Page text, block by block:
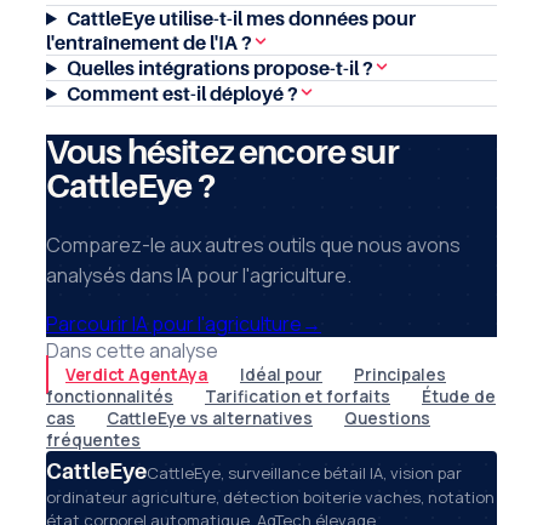
CattleEye utilise-t-il mes données pour
l'entraînement de l'IA ?
Quelles intégrations propose-t-il ?
Comment est-il déployé ?
Vous hésitez encore sur
CattleEye ?
Comparez-le aux autres outils que nous avons
analysés dans IA pour l'agriculture.
Parcourir IA pour l'agriculture→
Dans cette analyse
Verdict AgentAya Idéal pour
Principales
fonctionnalités
Tarification et forfaits
Étude de
cas
CattleEye vs alternatives
Questions
fréquentes
CattleEyeCattleEye, surveillance bétail IA, vision par
ordinateur agriculture, détection boiterie vaches, notation
état corporel automatique, AgTech élevage